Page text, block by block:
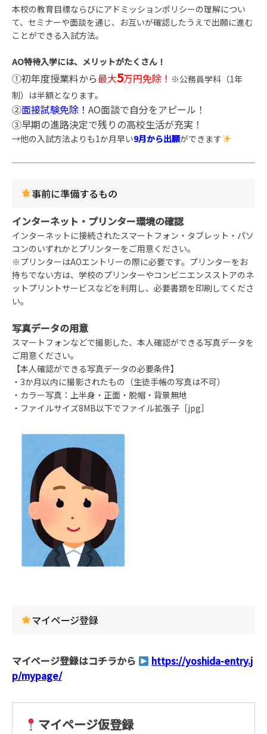
本校の教育目標ならびにアドミッションポリシーの理解につい
て、セミナーや面談を通じ、お互いが確認したうえで出願に進む
ことができる入試方法。
AO特待入学には、メリットがたくさん！
①初年度授業料から最大5万円免除！ ※公務員学科（1年
制）は半額となります。
②面接試験免除！ AO面談で自分をアピール！
③早期の進路決定で残りの高校生活が充実！
→他の入試方法よりも1か月早い9月から出願ができます
事前に準備するもの
インターネット・プリンター環境の確認
インターネットに接続されたスマートフォン・タブレット・パソ
コンのいずれかとプリンターをご用意ください。
※プリンターはAOエントリーの際に必要です。プリンターをお
持ちでない方は、学校のプリンターやコンビニエンスストアのネ
ットプリントサービスなどを利用し、必要書類を印刷してくださ
い。
写真データの用意
スマートフォンなどで撮影した、本人確認ができる写真データを
ご用意ください。
【本人確認ができる写真データの必要条件】
・3か月以内に撮影されたもの（生徒手帳の写真は不可）
・カラー写真：上半身・正面・脱帽・背景無地
・ファイルサイズ8MB以下でファイル拡張子［jpg］
マイページ登録
マイページ登録はコチラから
https://yoshida-entry.j
p/mypage/
マイページ仮登録